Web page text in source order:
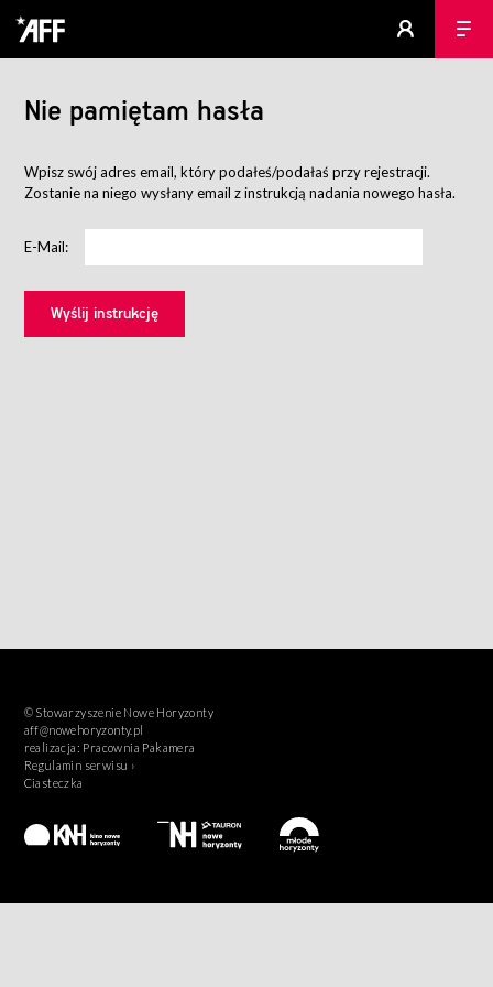
Nie pamiętam hasła
Wpisz swój adres email, który podałeś/podałaś przy rejestracji.
Zostanie na niego wysłany email z instrukcją nadania nowego hasła.
E-Mail:
© Stowarzyszenie Nowe Horyzonty
aff@nowehoryzonty.pl
realizacja: Pracownia Pakamera
Regulamin serwisu ›
Ciasteczka